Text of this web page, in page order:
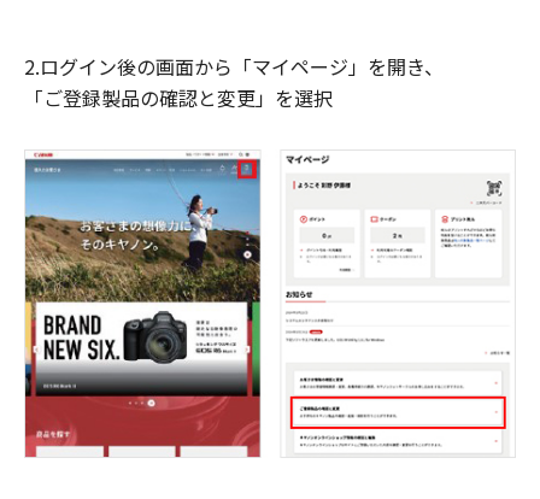
2.ログイン後の画面から「マイページ」を開き、
「ご登録製品の確認と変更」を選択